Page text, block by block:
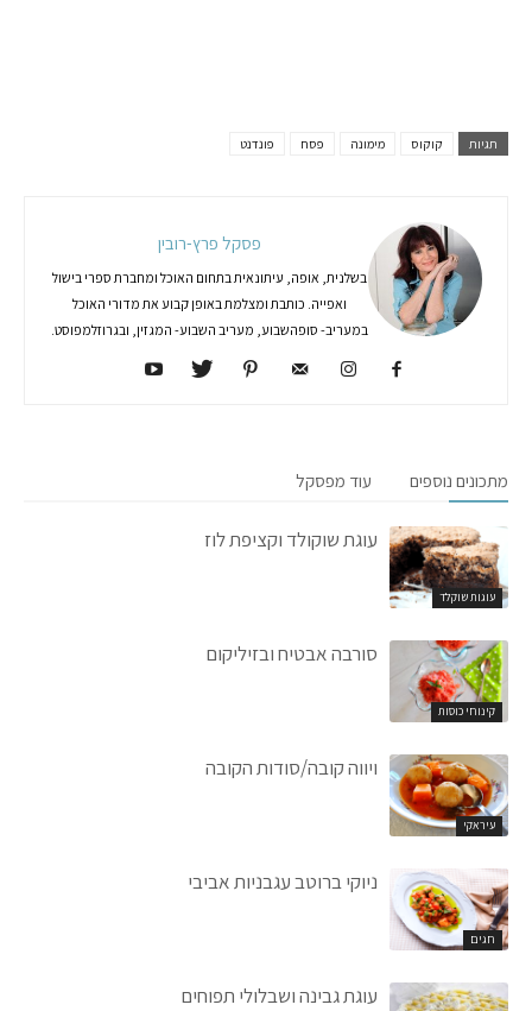
תגיות קוקוס מימונה פסח פונדנט
פסקל פרץ-רובין
בשלנית, אופה, עיתונאית בתחום האוכל ומחברת ספרי בישול
ואפייה. כותבת ומצלמת באופן קבוע את מדורי האוכל
במעריב- סופהשבוע, מעריב השבוע- המגזין, ובגרוזלמפוסט.
מתכונים נוספים עוד מפסקל
עוגות שוקלד
עוגת שוקולד וקציפת לוז
קינוחי כוסות
סורבה אבטיח ובזיליקום
עיראקי
ויווה קובה/סודות הקובה
חגים
ניוקי ברוטב עגבניות אביבי
עוגת גבינה ושבלולי תפוחים